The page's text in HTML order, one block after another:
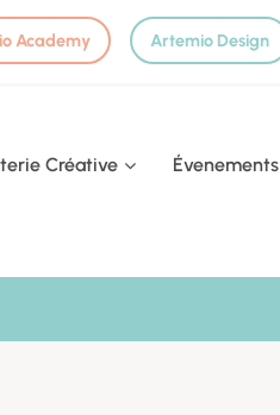
Academy Artemio Design
Créative Évenements